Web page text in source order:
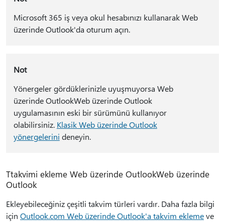
Microsoft 365 iş veya okul hesabınızı kullanarak Web
üzerinde Outlook'da oturum açın.
Not
Yönergeler gördüklerinizle uyuşmuyorsa Web
üzerinde OutlookWeb üzerinde Outlook
uygulamasının eski bir sürümünü kullanıyor
olabilirsiniz. Klasik Web üzerinde Outlook
yönergelerini deneyin.
Ttakvimi ekleme Web üzerinde OutlookWeb üzerinde
Outlook
Ekleyebileceğiniz çeşitli takvim türleri vardır. Daha fazla bilgi
için Outlook.com Web üzerinde Outlook'a takvim eklemeve